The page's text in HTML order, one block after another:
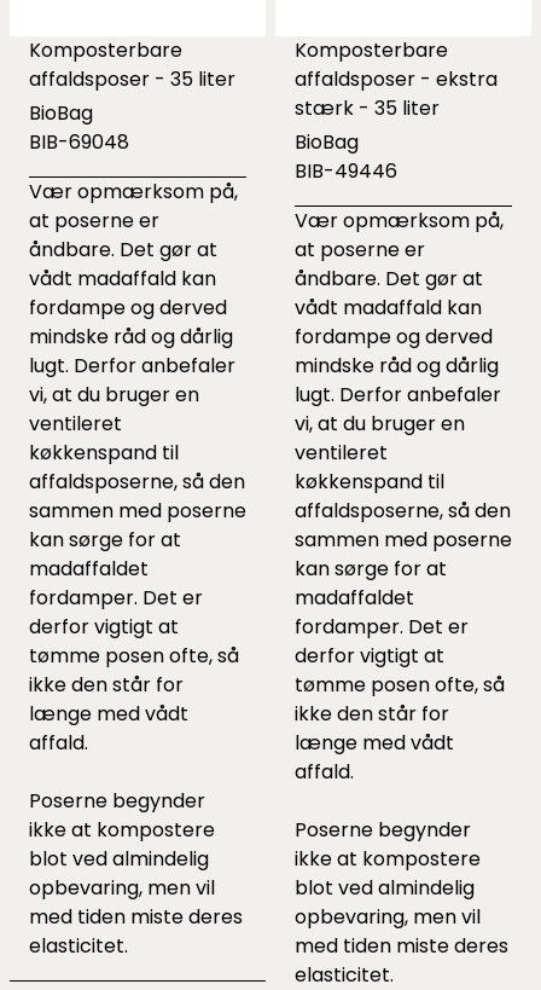
Komposterbare
affaldsposer - 35 liter
BioBag
BIB-69048
Vær opmærksom på,
at poserne er
åndbare. Det gør at
vådt madaffald kan
fordampe og derved
mindske råd og dårlig
lugt. Derfor anbefaler
vi, at du bruger en
ventileret
køkkenspand til
affaldsposerne, så den
sammen med poserne
kan sørge for at
madaffaldet
fordamper. Det er
derfor vigtigt at
tømme posen ofte, så
ikke den står for
længe med vådt
affald.
Poserne begynder
ikke at kompostere
blot ved almindelig
opbevaring, men vil
med tiden miste deres
elasticitet.
Komposterbare
affaldsposer - ekstra
stærk - 35 liter
BioBag
BIB-49446
Vær opmærksom på,
at poserne er
åndbare. Det gør at
vådt madaffald kan
fordampe og derved
mindske råd og dårlig
lugt. Derfor anbefaler
vi, at du bruger en
ventileret
køkkenspand til
affaldsposerne, så den
sammen med poserne
kan sørge for at
madaffaldet
fordamper. Det er
derfor vigtigt at
tømme posen ofte, så
ikke den står for
længe med vådt
affald.
Poserne begynder
ikke at kompostere
blot ved almindelig
opbevaring, men vil
med tiden miste deres
elasticitet.